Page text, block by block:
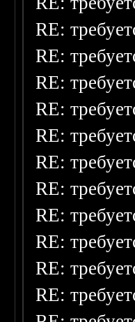
RE:
RE:
RE:
RE:
RE:
RE:
RE:
RE:
RE:
RE:
RE: